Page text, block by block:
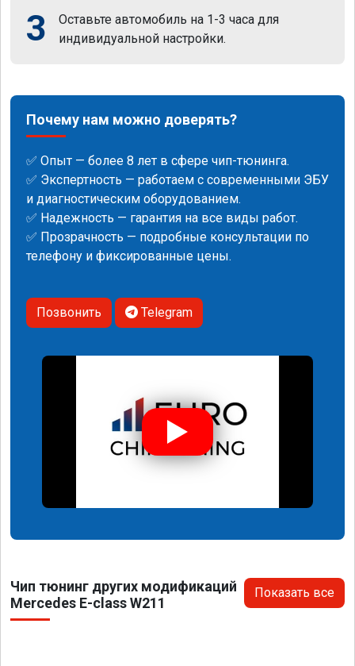
3
Оставьте автомобиль на 1-3 часа для
индивидуальной настройки.
Почему нам можно доверять?
✅ Опыт — более 8 лет в сфере чип-тюнинга.
✅ Экспертность — работаем с современными ЭБУ
и диагностическим оборудованием.
✅ Надежность — гарантия на все виды работ.
✅ Прозрачность — подробные консультации по
телефону и фиксированные цены.
Позвонить Telegram
Чип тюнинг других модификаций
Mercedes E-class W211
Показать все